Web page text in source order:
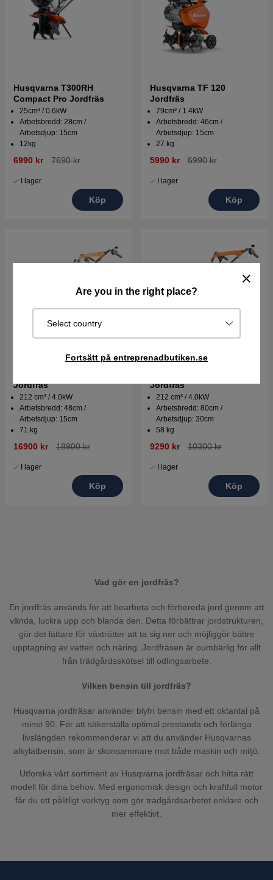
Are you in the right place?
Select country
Fortsätt på entreprenadbutiken.se
Husqvarna T300RH
Compact Pro Jordfräs
25cm³ / 0.6kW
Arbetsbredd: 28cm /
Arbetsdjup: 15cm
12kg
6990 kr 7690 kr
I lager
Köp
Husqvarna TF 120
Jordfräs
79cm³ / 1.4kW
Arbetsbredd: 46cm /
Arbetsdjup: 15cm
27 kg
5990 kr 6990 kr
I lager
Köp
Jordfräs
212 cm³ / 4.0kW
Arbetsbredd: 48cm /
Arbetsdjup: 15cm
71 kg
16900 kr 18900 kr
I lager
Köp
Jordfräs
212 cm³ / 4.0kW
Arbetsbredd: 80cm /
Arbetsdjup: 30cm
58 kg
9290 kr 10300 kr
I lager
Köp
Vad gör en jordfräs?
En jordfräs används för att bearbeta och förbereda jord genom att
vända, luckra upp och blanda den. Detta förbättrar jordstrukturen,
gör det lättare för växtrötter att ta sig ner och möjliggör bättre
upptagning av vatten och näring. Jordfräsen är oumbärlig för allt
från trädgårdsskötsel till odlingsarbete.
Vilken bensin till jordfräs?
Husqvarna jordfräsar använder blyfri bensin med ett oktantal på
minst 90. För att säkerställa optimal prestanda och förlänga
livslängden rekommenderar vi att du använder Husqvarnas
alkylatbensin, som är skonsammare mot både maskin och miljö.
Utforska vårt sortiment av Husqvarna jordfräsar och hitta rätt
modell för dina behov. Med ergonomisk design och kraftfull motor
får du ett pålitligt verktyg som gör trädgårdsarbetet enklare och
mer effektivt.